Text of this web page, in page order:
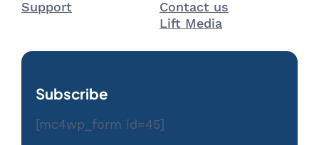
Support
Contact us
Lift Media
Subscribe
[mc4wp_form id=45]